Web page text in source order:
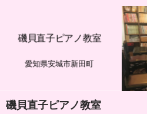
愛知県安城市新田町
磯貝直子ピアノ教室
磯貝直子ピアノ教室